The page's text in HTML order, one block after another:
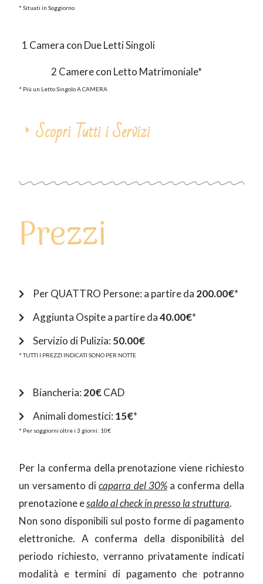
1 Camera con Due Letti Singoli
2 Camere con Letto Matrimoniale*
* Più un Letto Singolo A CAMERA
* Situati in Soggiorno
Scopri Tutti i Servizi
Prezzi
Per QUATTRO Persone: a partire da 200.00€*
Aggiunta Ospite a partire da40.00€*
Servizio di Pulizia: 50.00€
* TUTTI I PREZZI INDICATI SONO PER NOTTE
Biancheria: 20€CAD
Animali domestici: 15€*
* Per soggiorni oltre i 3 giorni: 10€
Per la conferma della prenotazione viene richiesto
un versamento dicaparra del 30%a conferma della
prenotazione esaldo al check in presso la struttura.
Non sono disponibili sul posto forme di pagamento
elettroniche. A conferma della disponibilità del
periodo richiesto, verranno privatamente indicati
modalità e termini di pagamento che potranno